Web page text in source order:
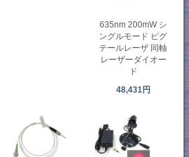
635nm 200mW シ
ングルモード ピグ
テールレーザ 同軸
レーザーダイオー
ド
48,431円